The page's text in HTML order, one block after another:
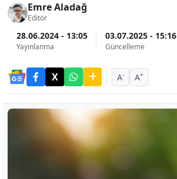
Emre Aladağ
Editör
28.06.2024 - 13:05
Yayınlanma
03.07.2025 - 15:16
Güncelleme
A- A+